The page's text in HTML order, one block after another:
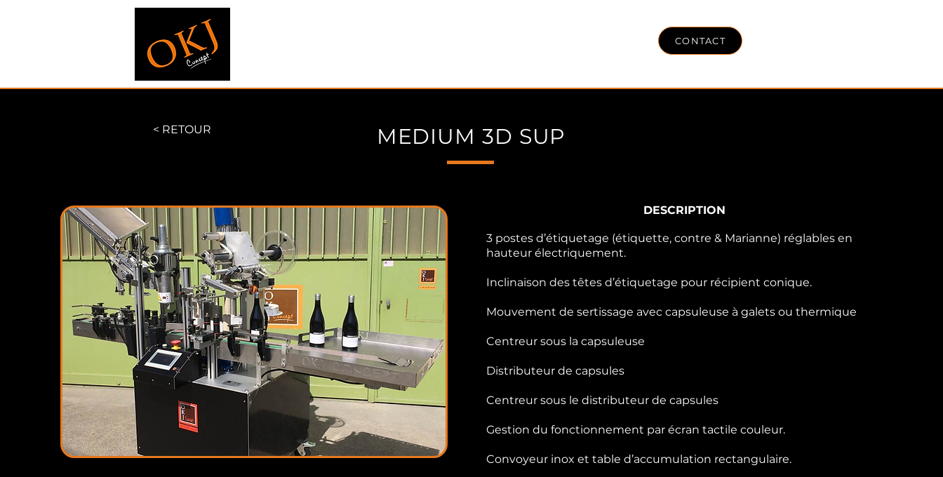
CONTACT
< RETOUR MEDIUM 3D SUP
DESCRIPTION
3 postes d’étiquetage (étiquette, contre & Marianne) réglables en
hauteur électriquement.
Inclinaison des têtes d’étiquetage pour récipient conique.
Mouvement de sertissage avec capsuleuse à galets ou thermique
Centreur sous la capsuleuse
Distributeur de capsules
Centreur sous le distributeur de capsules
Gestion du fonctionnement par écran tactile couleur.
Convoyeur inox et table d’accumulation rectangulaire.